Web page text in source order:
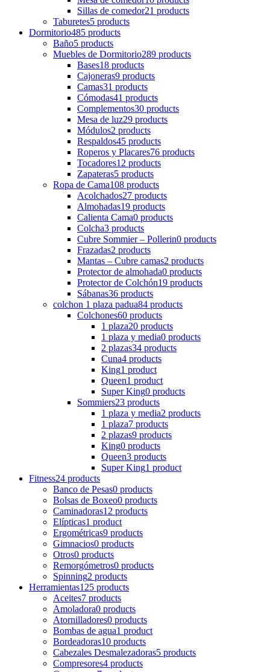
Sillas de comedor21 products
Taburetes5 products
Dormitorio485 products
Baño5 products
Muebles de Dormitorio289 products
Bases18 products
Cajoneras9 products
Camas31 products
Cómodas41 products
Complementos30 products
Mesa de luz29 products
Módulos2 products
Respaldos45 products
Roperos y Placares76 products
Tocadores12 products
Zapateras5 products
Ropa de Cama108 products
Acolchados27 products
Almohadas19 products
Calienta Cama0 products
Colcha3 products
Cubre Sommier – Pollerin0 products
Frazadas2 products
Mantas – Cubre camas2 products
Protector de almohada0 products
Protector de Colchón19 products
Sábanas36 products
colchon 1 plaza padua84 products
Colchones60 products
1 plaza20 products
1 plaza y media0 products
2 plazas34 products
Cuna4 products
King1 product
Queen1 product
Super King0 products
Sommiers23 products
1 plaza y media2 products
1 plaza7 products
2 plazas9 products
King0 products
Queen3 products
Super King1 product
Fitness24 products
Banco de Pesas0 products
Bolsas de Boxeo0 products
Caminadoras12 products
Elípticas1 product
Ergométricas9 products
Gimnacios0 products
Otros0 products
Remorgómetros0 products
Spinning2 products
Herramientas125 products
Aceites7 products
Amoladora0 products
Atornilladores0 products
Bombas de agua1 product
Bordeadoras10 products
Cabezales Desmalezadoras5 products
Compresores4 products